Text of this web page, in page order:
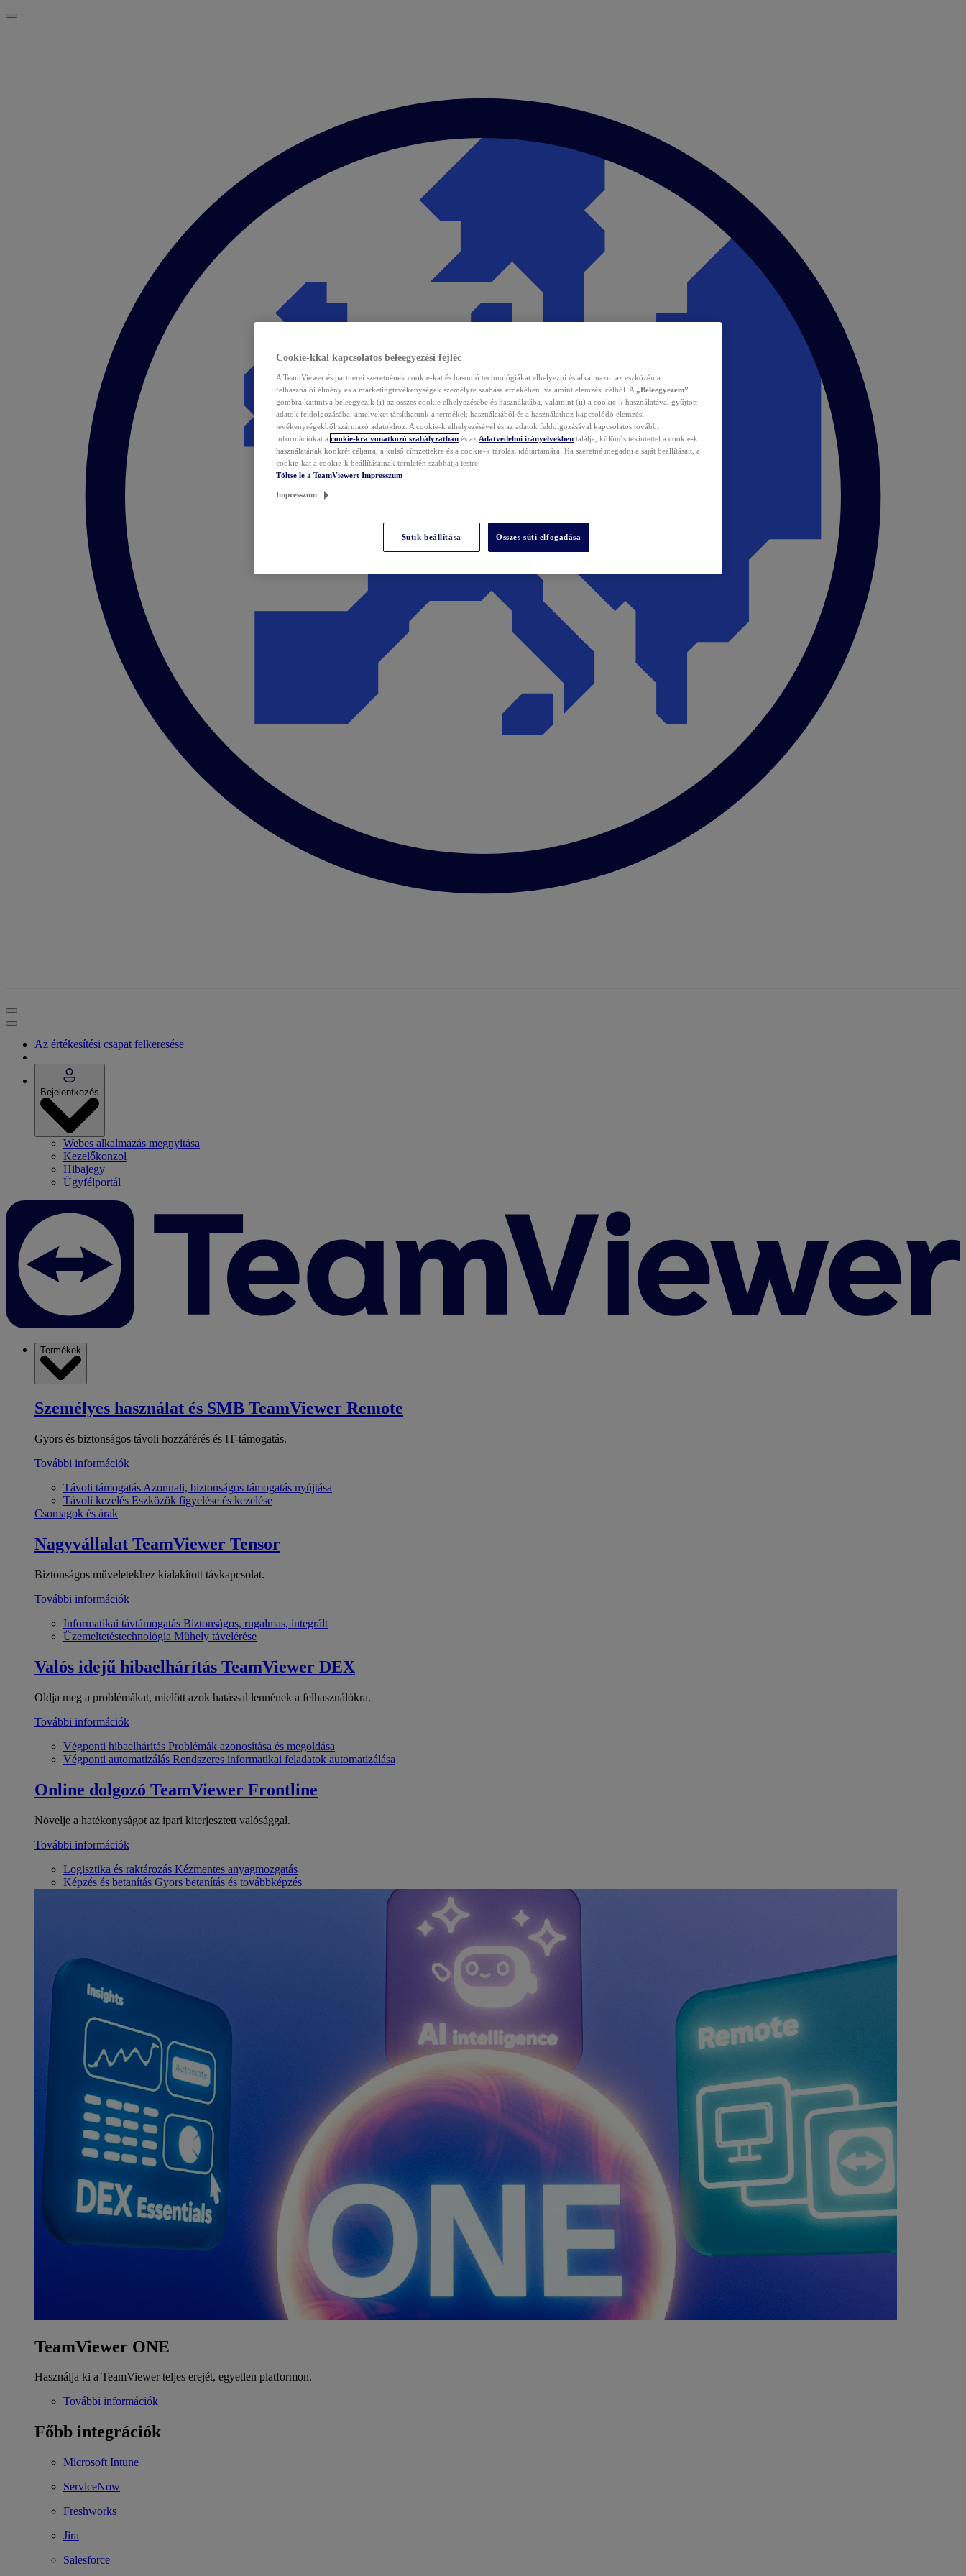
Az értékesítési csapat felkeresése
Bejelentkezés
Webes alkalmazás megnyitása
Kezelőkonzol
Hibajegy
Ügyfélportál
Termékek
Személyes használat és SMB TeamViewer Remote
Gyors és biztonságos távoli hozzáférés és IT-támogatás.
További információk
Távoli támogatás Azonnali, biztonságos támogatás nyújtása
Távoli kezelés Eszközök figyelése és kezelése
Csomagok és árak
Nagyvállalat TeamViewer Tensor
Biztonságos műveletekhez kialakított távkapcsolat.
További információk
Informatikai távtámogatás Biztonságos, rugalmas, integrált
Üzemeltetéstechnológia Műhely távelérése
Valós idejű hibaelhárítás TeamViewer DEX
Oldja meg a problémákat, mielőtt azok hatással lennének a felhasználókra.
További információk
Végponti hibaelhárítás Problémák azonosítása és megoldása
Végponti automatizálás Rendszeres informatikai feladatok automatizálása
Online dolgozó TeamViewer Frontline
Növelje a hatékonyságot az ipari kiterjesztett valósággal.
További információk
Logisztika és raktározás Kézmentes anyagmozgatás
Képzés és betanítás Gyors betanítás és továbbképzés
TeamViewer ONE
Használja ki a TeamViewer teljes erejét, egyetlen platformon.
További információk
Főbb integrációk
Microsoft Intune
ServiceNow
Freshworks
Jira
Salesforce
Cookie-kkal kapcsolatos beleegyezési fejléc
A TeamViewer és partnerei szeretnének cookie-kat és hasonló technológiákat elhelyezni és alkalmazni az eszközén a
felhasználói élmény és a marketingtevékenységek személyre szabása érdekében, valamint elemzési célból. A „Beleegyezem”
gombra kattintva beleegyezik (i) az összes cookie elhelyezésébe és használatába, valamint (ii) a cookie-k használatával gyűjtött
adatok feldolgozásába, amelyeket társíthatunk a termékek használatából és a használathoz kapcsolódó elemzési
tevékenységekből származó adatokhoz. A cookie-k elhelyezésével és az adatok feldolgozásával kapcsolatos további
információkat a cookie-kra vonatkozó szabályzatban és az Adatvédelmi irányelvekben találja, különös tekintettel a cookie-k
használatának konkrét céljaira, a külső címzettekre és a cookie-k tárolási időtartamára. Ha szeretné megadni a saját beállításait, a
cookie-kat a cookie-k beállításainak területén szabhatja testre.
Töltse le a TeamViewert Impresszum
Impresszum
Sütik beállítása Összes süti elfogadása